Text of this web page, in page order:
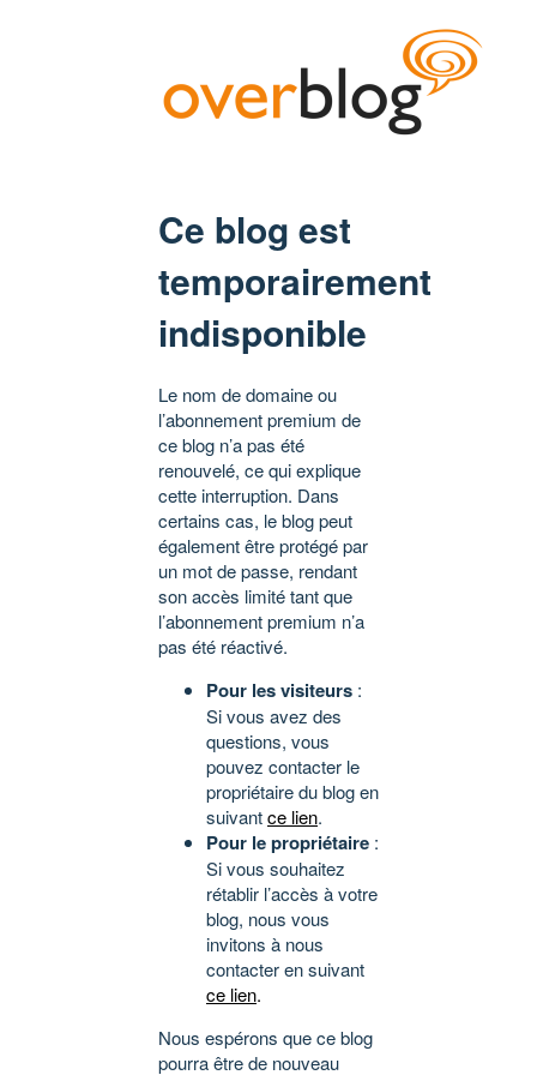
Ce blog est
temporairement
indisponible
Le nom de domaine ou
l’abonnement premium de
ce blog n’a pas été
renouvelé, ce qui explique
cette interruption. Dans
certains cas, le blog peut
également être protégé par
un mot de passe, rendant
son accès limité tant que
l’abonnement premium n’a
pas été réactivé.
Pour les visiteurs :
Si vous avez des
questions, vous
pouvez contacter le
propriétaire du blog en
suivantce lien.
Pour le propriétaire :
Si vous souhaitez
rétablir l’accès à votre
blog, nous vous
invitons à nous
contacter en suivant
ce lien.
Nous espérons que ce blog
pourra être de nouveau